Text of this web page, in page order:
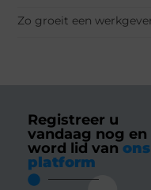
Zo groeit een
Registreer u
vandaag nog en
word lid van ons
platform